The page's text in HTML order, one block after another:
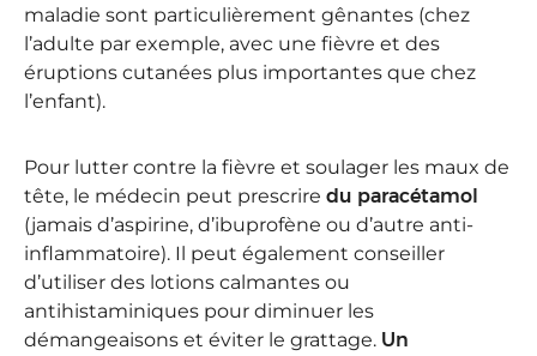
maladie sont particulièrement gênantes (chez
l’adulte par exemple, avec une fièvre et des
éruptions cutanées plus importantes que chez
l’enfant).
Pour lutter contre la fièvre et soulager les maux de
tête, le médecin peut prescrire du paracétamol
(jamais d’aspirine, d’ibuprofène ou d’autre anti-
inflammatoire). Il peut également conseiller
d’utiliser des lotions calmantes ou
antihistaminiques pour diminuer les
démangeaisons et éviter le grattage. Un